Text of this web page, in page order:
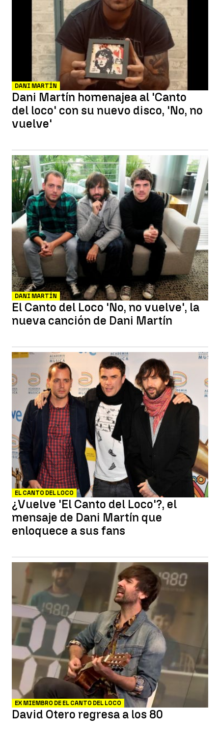
DANI MARTÍN
Dani Martín homenajea al 'Canto
del loco' con su nuevo disco, 'No, no
vuelve'
DANI MARTÍN
El Canto del Loco 'No, no vuelve', la
nueva canción de Dani Martín
EL CANTO DEL LOCO
¿Vuelve 'El Canto del Loco'?, el
mensaje de Dani Martín que
enloquece a sus fans
EX MIEMBRO DE EL CANTO DEL LOCO
David Otero regresa a los 80